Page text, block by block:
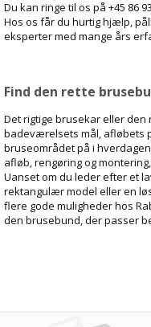
Du kan ringe til os på +45 86
Hos os får du hurtig hjælp,
eksperter med mange års
Find den rette
Det rigtige brusekar eller
badeværelsets mål, afløbets
bruseområdet på i
afløb, rengøring og
Uanset om du leder efter et
rektangulær model eller en
flere gode muligheder hos
den brusebund, der passer